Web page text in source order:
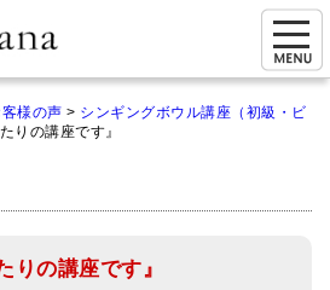
客様の声 > シンギングボウル講座（初級・ビ
りの講座です』
りの講座です』